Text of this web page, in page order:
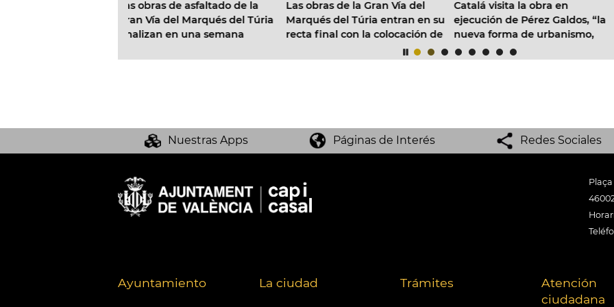
Las obras de la Gran Vía del
Marqués del Túria entran en su
recta final con la colocación de
fonoabsorbente
Catalá visita la obra en
ejecución de Pérez Galdos, “la
nueva forma de urbanismo,
con más sombra y enfocado a
los vecinos”
Ayuntamiento y Generalitat
firman un protocolo de
colaboración para la
construcción de cerca de
nuevas viviendas
Nuestras Apps Páginas de Interés Redes Sociales
Ayuntamiento La ciudad Trámites
Atención
ciudadana